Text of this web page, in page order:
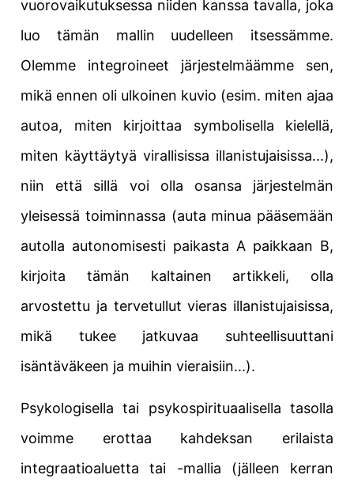
vuorovaikutuksessa niiden kanssa tavalla, joka
luo tämän mallin uudelleen itsessämme.
Olemme integroineet järjestelmäämme sen,
mikä ennen oli ulkoinen kuvio (esim. miten ajaa
autoa, miten kirjoittaa symbolisella kielellä,
miten käyttäytyä virallisissa illanistujaisissa...),
niin että sillä voi olla osansa järjestelmän
yleisessä toiminnassa (auta minua pääsemään
autolla autonomisesti paikasta A paikkaan B,
kirjoita tämän kaltainen artikkeli, olla
arvostettu ja tervetullut vieras illanistujaisissa,
mikä tukee jatkuvaa suhteellisuuttani
isäntäväkeen ja muihin vieraisiin...).
Psykologisella tai psykospirituaalisella tasolla
voimme erottaa kahdeksan erilaista
integraatioaluetta tai -mallia (jälleen kerran